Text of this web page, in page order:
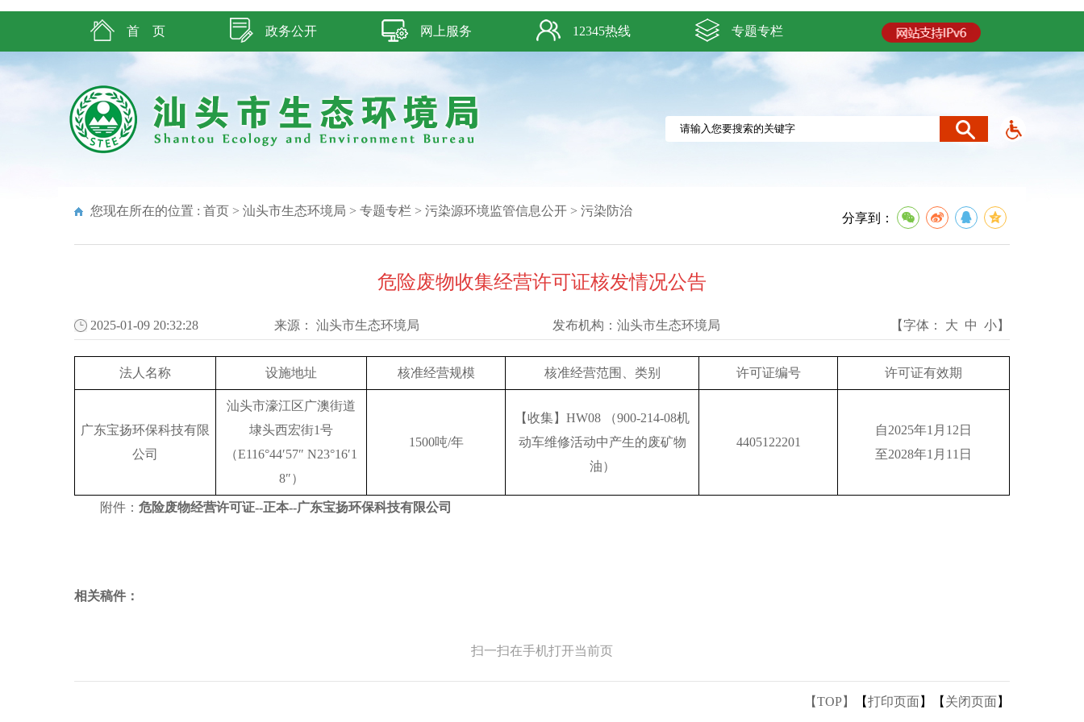
首 页 政务公开 网上服务 12345热线 专题专栏
您现在所在的位置 : 首页 > 汕头市生态环境局 > 专题专栏 > 污染源环境监管信息公开 > 污染防治
分享到：
危险废物收集经营许可证核发情况公告
2025-01-09 20:32:28 来源： 汕头市生态环境局 发布机构： 汕头市生态环境局 【字体： 大 中 小】
法人名称 设施地址 核准经营规模 核准经营范围、类别 许可证编号 许可证有效期
广东宝扬环保科技有限
公司
汕头市濠江区广澳街道
埭头西宏街1号
（E116°44′57″ N23°16′1
8″）
1500吨/年
【收集】HW08 （900-214-08机
动车维修活动中产生的废矿物
油）
4405122201
自2025年1月12日
至2028年1月11日
附件： 危险废物经营许可证--正本--广东宝扬环保科技有限公司
相关稿件：
扫一扫在手机打开当前页
【TOP】 【打印页面】【 关闭页面】